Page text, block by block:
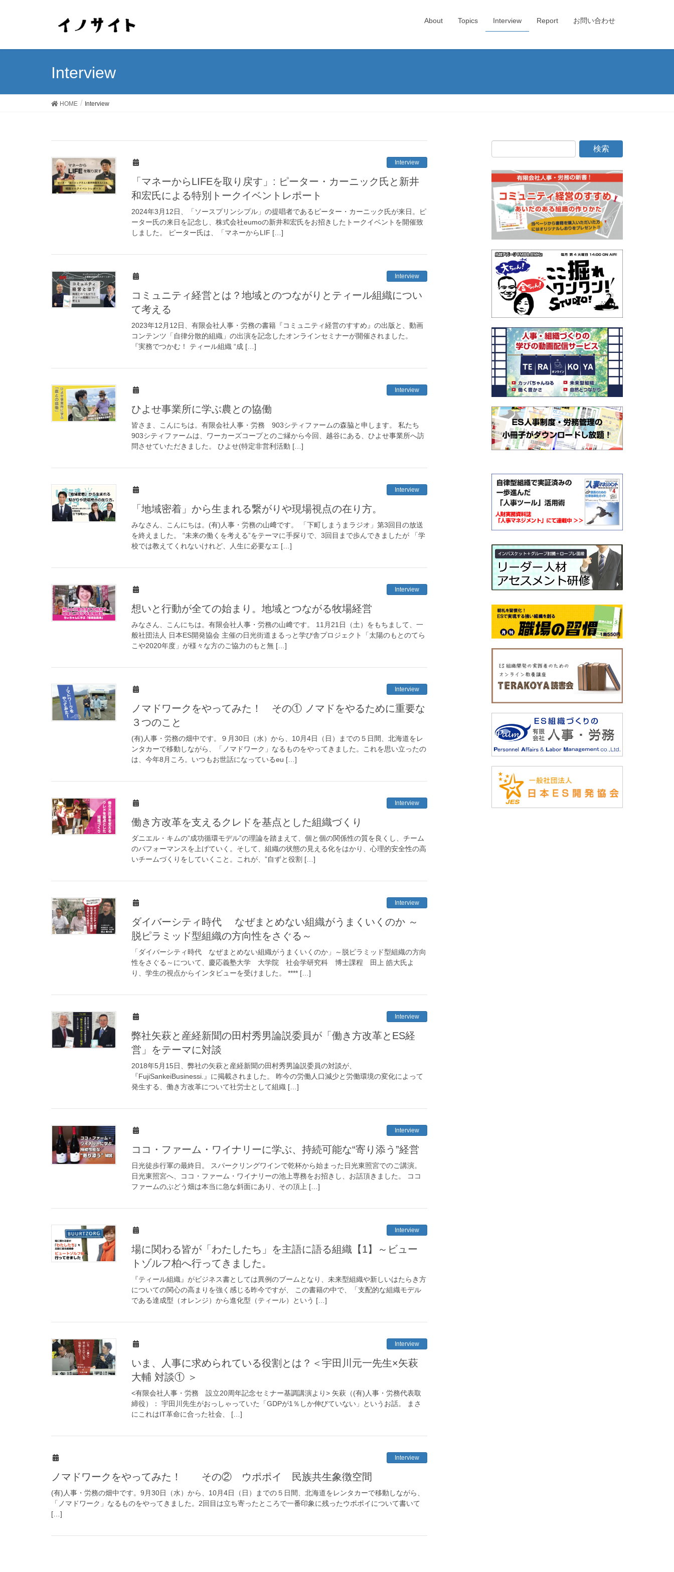
About Topics Interview Report お問い合わせ
Interview
HOME Interview
Interview
「マネーからLIFEを取り戻す」: ピーター・カーニック氏と新井
和宏氏による特別トークイベントレポート
2024年3月12日、「ソースプリンシプル」の提唱者であるピーター・カーニック氏が来日。ピ
ーター氏の来日を記念し、株式会社eumoの新井和宏氏をお招きしたトークイベントを開催致
しました。 ピーター氏は、「マネーからLIF […]
Interview
コミュニティ経営とは？地域とのつながりとティール組織につい
て考える
2023年12月12日、有限会社人事・労務の書籍『コミュニティ経営のすすめ』の出版と、動画
コンテンツ「自律分散的組織」の出演を記念したオンラインセミナーが開催されました。
『実務でつかむ！ ティール組織 “成 […]
Interview
ひよせ事業所に学ぶ農との協働
皆さま、こんにちは。有限会社人事・労務 903シティファームの森脇と申します。 私たち
903シティファームは、ワーカーズコープとのご縁から今回、越谷にある、ひよせ事業所へ訪
問させていただきました。 ひよせ(特定非営利活動 […]
Interview
「地域密着」から生まれる繋がりや現場視点の在り方。
みなさん、こんにちは。(有)人事・労務の山﨑です。 「下町しまうまラジオ」第3回目の放送
を終えました。 “未来の働くを考える”をテーマに手探りで、3回目まで歩んできましたが 「学
校では教えてくれないけれど、人生に必要なエ […]
Interview
想いと行動が全ての始まり。地域とつながる牧場経営
みなさん、こんにちは。有限会社人事・労務の山﨑です。 11月21日（土）をもちまして、一
般社団法人 日本ES開発協会 主催の日光街道まるっと学び舎プロジェクト「太陽のもとのてら
こや2020年度」が様々な方のご協力のもと無 […]
Interview
ノマドワークをやってみた！ その① ノマドをやるために重要な
３つのこと
(有)人事・労務の畑中です。９月30日（水）から、10月4日（日）までの５日間、北海道をレ
ンタカーで移動しながら、「ノマドワーク」なるものをやってきました。これを思い立ったの
は、今年8月ころ。いつもお世話になっているeu […]
Interview
働き方改革を支えるクレドを基点とした組織づくり
ダニエル・キムの”成功循環モデル”の理論を踏まえて、個と個の関係性の質を良くし、チーム
のパフォーマンスを上げていく。そして、組織の状態の見える化をはかり、心理的安全性の高
いチームづくりをしていくこと。これが、”自ずと役割 […]
Interview
ダイバーシティ時代 なぜまとめない組織がうまくいくのか ～
脱ピラミッド型組織の方向性をさぐる～
「ダイバーシティ時代 なぜまとめない組織がうまくいくのか」～脱ピラミッド型組織の方向
性をさぐる～について、慶応義塾大学 大学院 社会学研究科 博士課程 田上 皓大氏よ
り、学生の視点からインタビューを受けました。 **** […]
Interview
弊社矢萩と産経新聞の田村秀男論説委員が「働き方改革とES経
営」をテーマに対談
2018年5月15日、弊社の矢萩と産経新聞の田村秀男論説委員の対談が、
『FujiSankeiBusinessi.』に掲載されました。 昨今の労働人口減少と労働環境の変化によって
発生する、働き方改革について社労士として組織 […]
Interview
ココ・ファーム・ワイナリーに学ぶ、持続可能な“寄り添う”経営
日光徒歩行軍の最終日。 スパークリングワインで乾杯から始まった日光東照宮でのご講演。
日光東照宮へ、ココ・ファーム・ワイナリーの池上専務をお招きし、お話頂きました。 ココ
ファームのぶどう畑は本当に急な斜面にあり、その頂上 […]
Interview
場に関わる皆が「わたしたち」を主語に語る組織【1】～ビュー
トゾルフ柏へ行ってきました。
『ティール組織』がビジネス書としては異例のブームとなり、未来型組織や新しいはたらき方
についての関心の高まりを強く感じる昨今ですが、 この書籍の中で、「支配的な組織モデル
である達成型（オレンジ）から進化型（ティール）という […]
Interview
いま、人事に求められている役割とは？＜宇田川元一先生×矢萩
大輔 対談① ＞
<有限会社人事・労務 設立20周年記念セミナー基調講演より> 矢萩（(有)人事・労務代表取
締役）： 宇田川先生がおっしゃっていた「GDPが1％しか伸びていない」というお話。 まさ
にこれはIT革命に合った社会、 […]
Interview
ノマドワークをやってみた！ その② ウポポイ 民族共生象徴空間
(有)人事・労務の畑中です。9月30日（水）から、10月4日（日）までの５日間、北海道をレンタカーで移動しながら、
「ノマドワーク」なるものをやってきました。2回目は立ち寄ったところで一番印象に残ったウポポイについて書いて
[…]